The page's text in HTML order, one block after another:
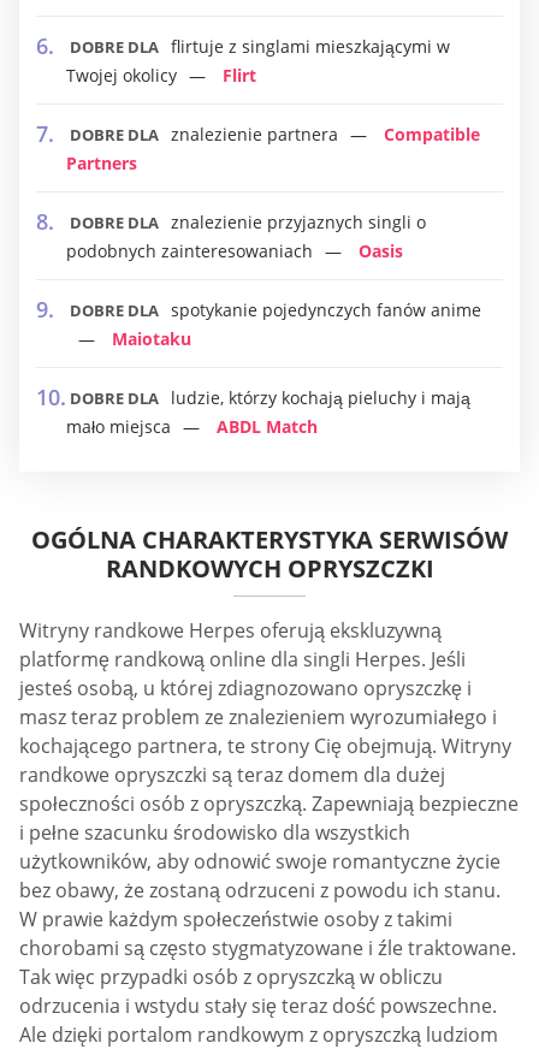
DOBRE DLA flirtuje z singlami mieszkającymi w
Twojej okolicy
Flirt
DOBRE DLA znalezienie partnera
Compatible
Partners
DOBRE DLA znalezienie przyjaznych singli o
podobnych zainteresowaniach
Oasis
DOBRE DLA spotykanie pojedynczych fanów anime
Maiotaku
DOBRE DLA
ludzie, którzy kochają pieluchy i mają
mało miejsca
ABDL Match
OGÓLNA CHARAKTERYSTYKA SERWISÓW
RANDKOWYCH OPRYSZCZKI
Witryny randkowe Herpes oferują ekskluzywną
platformę randkową online dla singli Herpes. Jeśli
jesteś osobą, u której zdiagnozowano opryszczkę i
masz teraz problem ze znalezieniem wyrozumiałego i
kochającego partnera, te strony Cię obejmują. Witryny
randkowe opryszczki są teraz domem dla dużej
społeczności osób z opryszczką. Zapewniają bezpieczne
i pełne szacunku środowisko dla wszystkich
użytkowników, aby odnowić swoje romantyczne życie
bez obawy, że zostaną odrzuceni z powodu ich stanu.
W prawie każdym społeczeństwie osoby z takimi
chorobami są często stygmatyzowane i źle traktowane.
Tak więc przypadki osób z opryszczką w obliczu
odrzucenia i wstydu stały się teraz dość powszechne.
Ale dzięki portalom randkowym z opryszczką ludziom